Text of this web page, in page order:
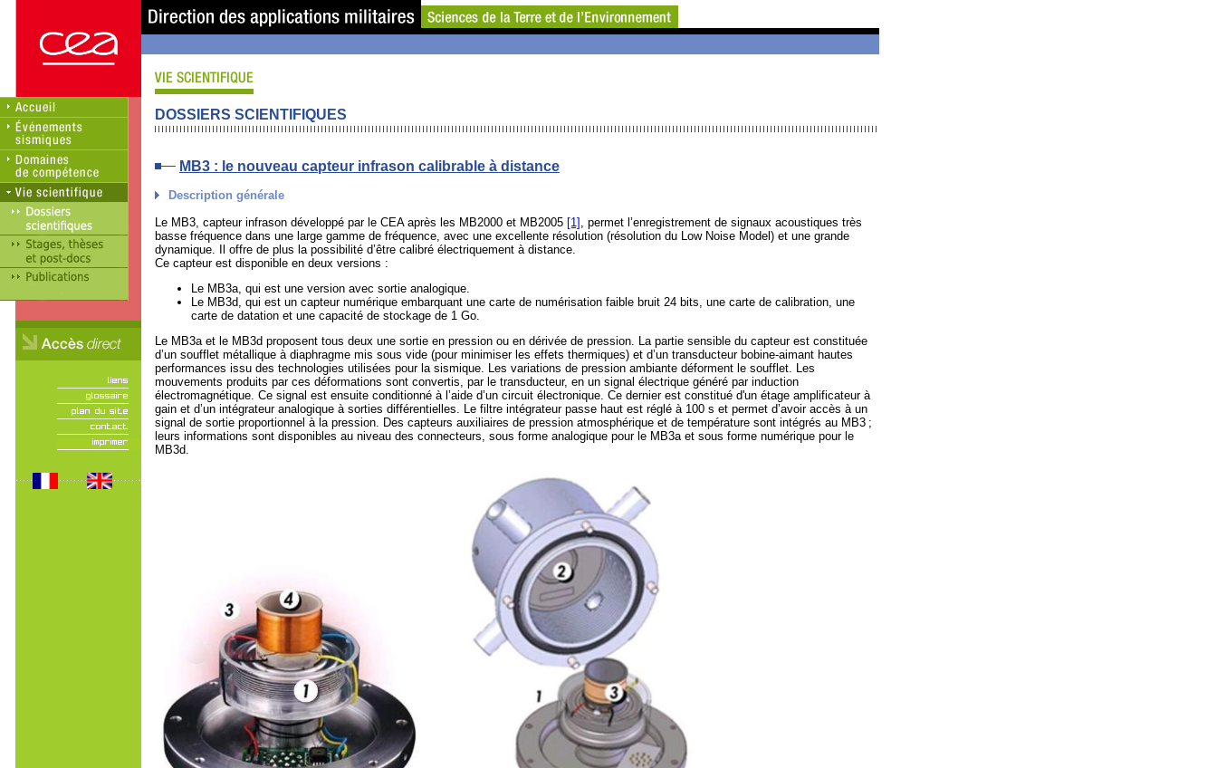
DOSSIERS SCIENTIFIQUES
MB3 : le nouveau capteur infrason calibrable à distance
Description générale
Le MB3, capteur infrason développé par le CEA après les MB2000 et MB2005 [1] , permet l’enregistrement de signaux acoustiques très
basse fréquence dans une large gamme de fréquence, avec une excellente résolution (résolution du Low Noise Model) et une grande
dynamique. Il offre de plus la possibilité d’être calibré électriquement à distance.
Ce capteur est disponible en deux versions :
Le MB3a, qui est une version avec sortie analogique.
Le MB3d, qui est un capteur numérique embarquant une carte de numérisation faible bruit 24 bits, une carte de calibration, une
carte de datation et une capacité de stockage de 1 Go.
Le MB3a et le MB3d proposent tous deux une sortie en pression ou en dérivée de pression. La partie sensible du capteur est constituée
d’un soufflet métallique à diaphragme mis sous vide (pour minimiser les effets thermiques) et d’un transducteur bobine-aimant hautes
performances issu des technologies utilisées pour la sismique. Les variations de pression ambiante déforment le soufflet. Les
mouvements produits par ces déformations sont convertis, par le transducteur, en un signal électrique généré par induction
électromagnétique. Ce signal est ensuite conditionné à l’aide d’un circuit électronique. Ce dernier est constitué d'un étage amplificateur à
gain et d’un intégrateur analogique à sorties différentielles. Le filtre intégrateur passe haut est réglé à 100 s et permet d’avoir accès à un
signal de sortie proportionnel à la pression. Des capteurs auxiliaires de pression atmosphérique et de température sont intégrés au MB3 ;
leurs informations sont disponibles au niveau des connecteurs, sous forme analogique pour le MB3a et sous forme numérique pour le
MB3d.